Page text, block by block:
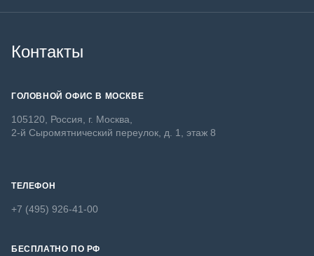
Контакты
ГОЛОВНОЙ ОФИС В МОСКВЕ
105120, Россия, г. Москва,
2-й Сыромятнический переулок, д. 1, этаж 8
ТЕЛЕФОН
+7 (495) 926-41-00
БЕСПЛАТНО ПО РФ